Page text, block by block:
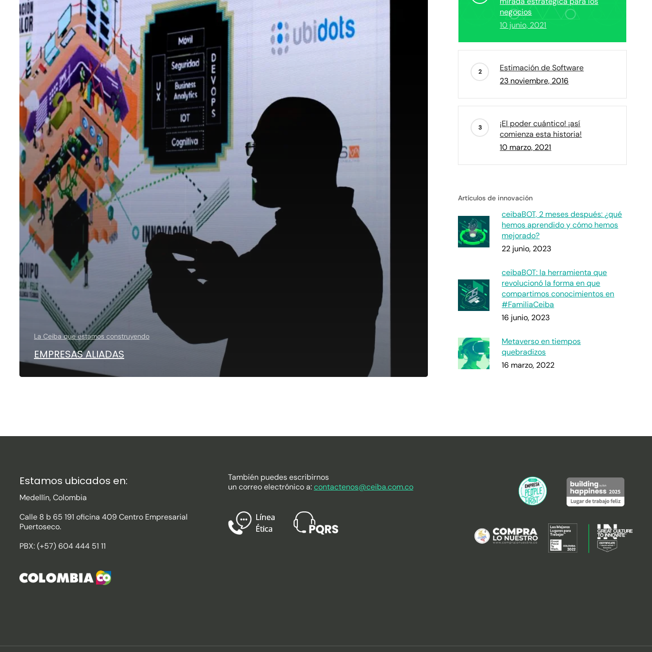
La Ceiba que estamos construyendo
EMPRESAS ALIADAS
negocios
10 junio, 2021
Estimación de Software
23 noviembre, 2016
¡El poder cuántico! ¡así
comienza esta historia!
10 marzo, 2021
Artículos de innovación
ceibaBOT, 2 meses después: ¿qué
hemos aprendido y cómo hemos
mejorado?
22 junio, 2023
ceibaBOT: la herramienta que
revolucionó la forma en que
compartimos conocimientos en
#FamiliaCeiba
16 junio, 2023
Metaverso en tiempos
quebradizos
16 marzo, 2022
Estamos ubicados en:
Medellín, Colombia
Calle 8 b 65 191 oficina 409 Centro Empresarial
Puertoseco.
PBX: (+57) 604 444 51 11
También puedes escribirnos
un correo electrónico a:contactenos@ceiba.com.co